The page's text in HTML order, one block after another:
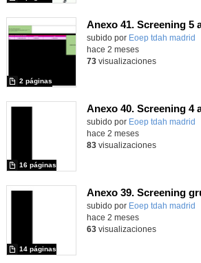
Anexo 41. Screening 5
Contenido educativo.
subido por Eoep tdah madrid
2 páginas
hace 2 meses
73visualizaciones
Anexo 40. Screening 4
Contenido educativo.
subido por Eoep tdah madrid
16 páginas
hace 2 meses
83visualizaciones
Anexo 39. Screening
Contenido educativo.
subido por Eoep tdah madrid
14 páginas
hace 2 meses
63visualizaciones